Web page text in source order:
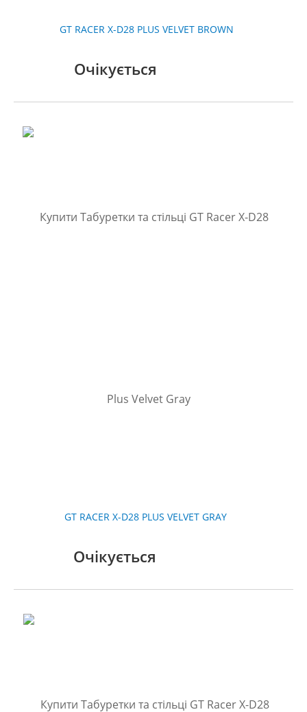
GT RACER X-D28 PLUS VELVET BROWN
Очікується
GT RACER X-D28 PLUS VELVET GRAY
Очікується